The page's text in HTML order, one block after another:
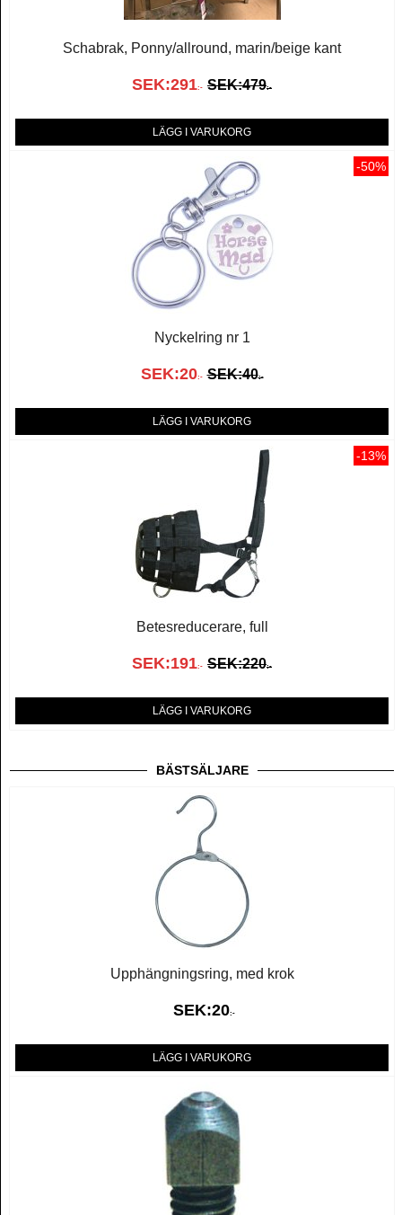
Schabrak, Ponny/allround, marin/beige kant
SEK:291:- SEK:479:-
LÄGG I VARUKORG
-50%
Nyckelring nr 1
SEK:20:- SEK:40:-
LÄGG I VARUKORG
-13%
Betesreducerare, full
SEK:191:- SEK:220:-
LÄGG I VARUKORG
BÄSTSÄLJARE
Upphängningsring, med krok
SEK:20:-
LÄGG I VARUKORG